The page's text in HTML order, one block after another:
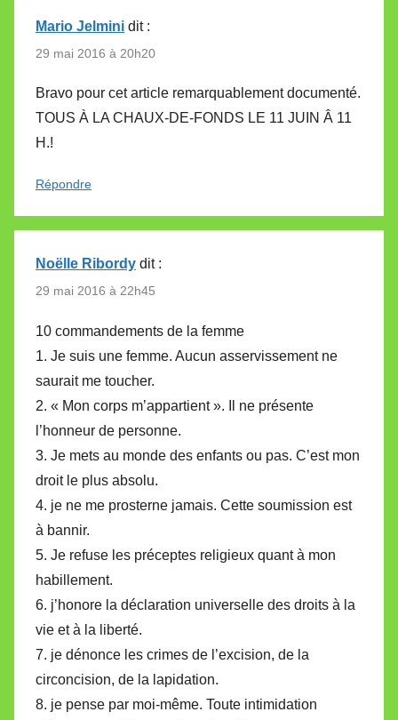
Mario Jelmini dit :
29 mai 2016 à 20h20
Bravo pour cet article remarquablement documenté.
TOUS À LA CHAUX-DE-FONDS LE 11 JUIN Â 11
H.!
Répondre
Noëlle Ribordy dit :
29 mai 2016 à 22h45
10 commandements de la femme
1. Je suis une femme. Aucun asservissement ne
saurait me toucher.
2. « Mon corps m’appartient ». Il ne présente
l’honneur de personne.
3. Je mets au monde des enfants ou pas. C’est mon
droit le plus absolu.
4. je ne me prosterne jamais. Cette soumission est
à bannir.
5. Je refuse les préceptes religieux quant à mon
habillement.
6. j’honore la déclaration universelle des droits à la
vie et à la liberté.
7. je dénonce les crimes de l’excision, de la
circoncision, de la lapidation.
8. je pense par moi-même. Toute intimidation